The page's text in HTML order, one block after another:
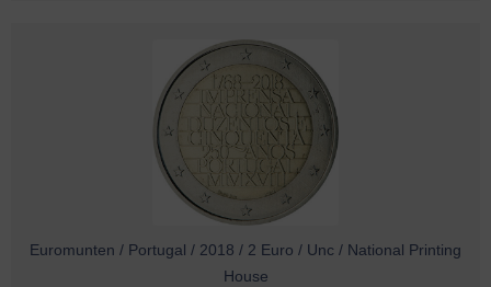
Euromunten / Portugal / 2018 / 2 Euro / Unc / National Printing
House